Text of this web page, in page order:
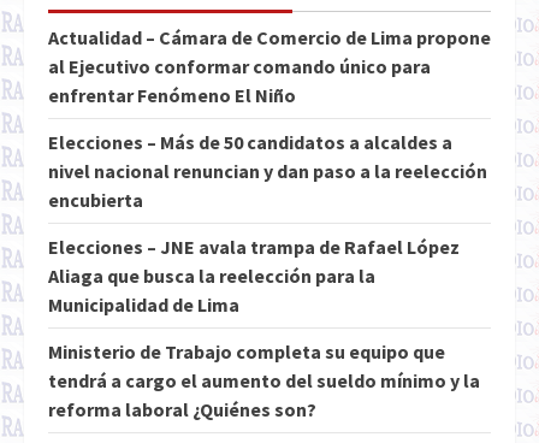
Actualidad – Cámara de Comercio de Lima propone
al Ejecutivo conformar comando único para
enfrentar Fenómeno El Niño
Elecciones – Más de 50 candidatos a alcaldes a
nivel nacional renuncian y dan paso a la reelección
encubierta
Elecciones – JNE avala trampa de Rafael López
Aliaga que busca la reelección para la
Municipalidad de Lima
Ministerio de Trabajo completa su equipo que
tendrá a cargo el aumento del sueldo mínimo y la
reforma laboral ¿Quiénes son?